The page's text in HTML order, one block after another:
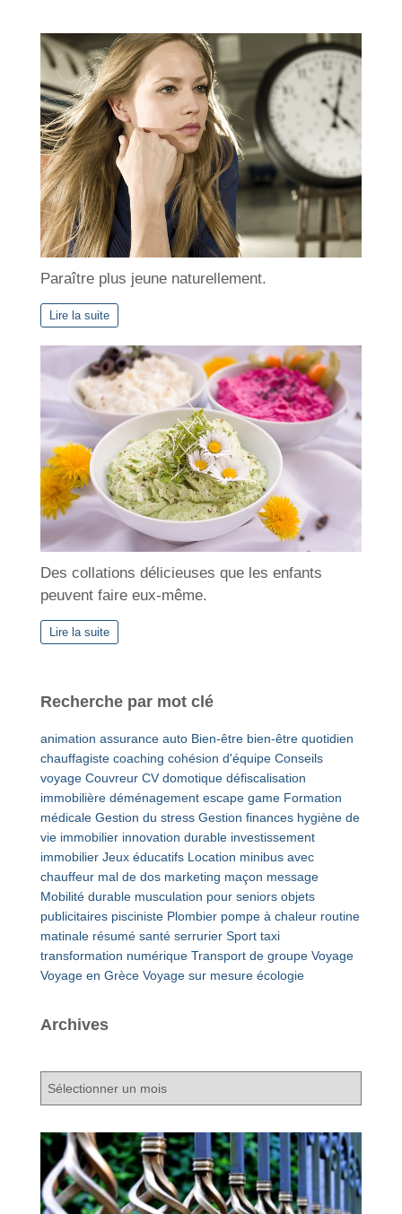
Paraître plus jeune naturellement.
Lire la suite
Des collations délicieuses que les enfants
peuvent faire eux-même.
Lire la suite
Recherche par mot clé
animation assurance auto Bien-être bien-être quotidien
chauffagiste coaching cohésion d'équipe Conseils
voyage Couvreur CV domotique défiscalisation
immobilière déménagement escape game Formation
médicale Gestion du stress Gestion finances hygiène de
vie immobilier innovation durable investissement
immobilier Jeux éducatifs Location minibus avec
chauffeur mal de dos marketing maçon message
Mobilité durable musculation pour seniors objets
publicitaires pisciniste Plombier pompe à chaleur routine
matinale résumé santé serrurier Sport taxi
transformation numérique Transport de groupe Voyage
Voyage en Grèce Voyage sur mesure écologie
Archives
A
c
i
e
s